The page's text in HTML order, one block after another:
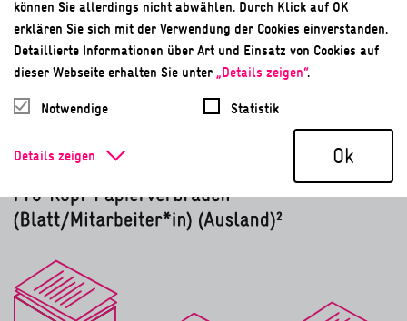
können Sie allerdings nicht abwählen. Durch Klick auf OK
erklären Sie sich mit der Verwendung der Cookies einverstanden.
Detaillierte Informationen über Art und Einsatz von Cookies auf
dieser Webseite erhalten Sie unter „Details zeigen“.
Notwendige
Statistik
Details zeigen Ok